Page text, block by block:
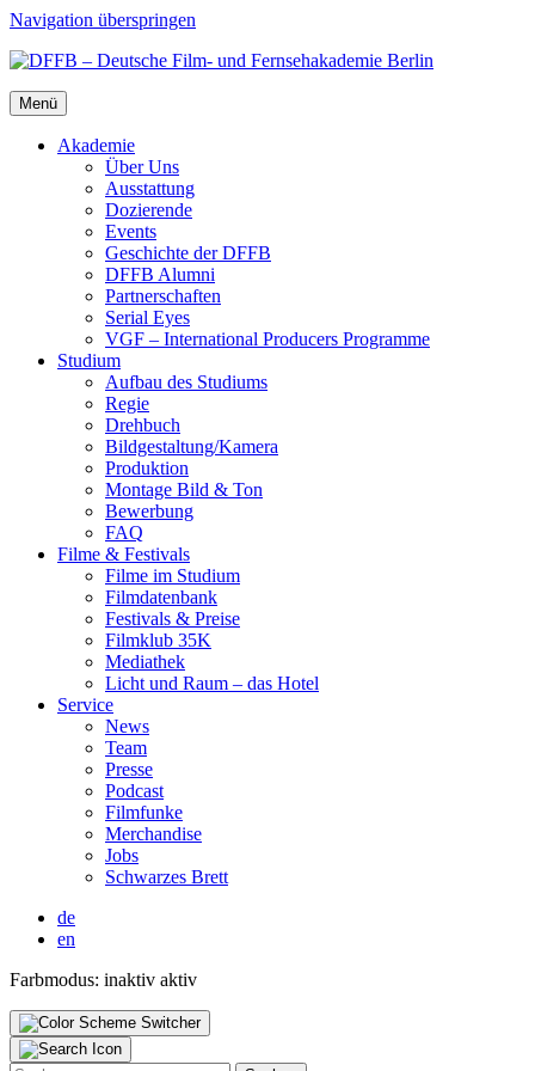
Navigation überspringen
Menü
Aka­de­mie
Über Uns
Aus­stat­tung
Dozie­ren­de
Events
Geschich­te der DFFB
DFFB Alum­ni
Part­ner­schaf­ten
Seri­al Eyes
VGF – Inter­na­tio­nal Pro­du­cers Pro­gram­me
Stu­di­um
Auf­bau des Stu­di­ums
Regie
Dreh­buch
Bildgestaltung/​​Kamera
Pro­duk­ti­on
Mon­ta­ge Bild & Ton
Bewer­bung
FAQ
Fil­me & Fes­ti­vals
Fil­me im Stu­di­um
Film­da­ten­bank
Fes­ti­vals & Prei­se
Film­klub 35K
Media­thek
Licht und Raum – das Hotel
Ser­vice
News
Team
Pres­se
Pod­cast
Film­fun­ke
Mer­chan­di­se
Jobs
Schwar­zes Brett
de
en
Farbmodus: inaktiv aktiv